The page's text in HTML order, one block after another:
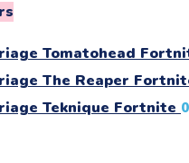
Tomatohead
The Reaper
Teknique Fortnite